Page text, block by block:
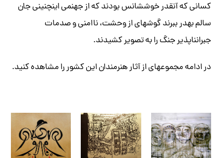
کسانی که آنقدر خوش‎شانس بودند که از جهنمی این‎چنینی جان
سالم به‎در ببرند گوشه‎ای از وحشت، ناامنی و صدمات
جبران‎ناپذیر جنگ را به تصویر کشیدند.
در ادامه مجموعه‎ای از آثار هنرمندان این کشور را مشاهده کنید.